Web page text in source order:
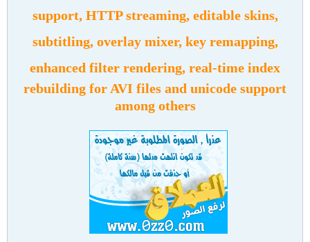
support, HTTP streaming, editable skins,
subtitling, overlay mixer, key remapping,
enhanced filter rendering, real-time index
rebuilding for AVI files and unicode support
among others